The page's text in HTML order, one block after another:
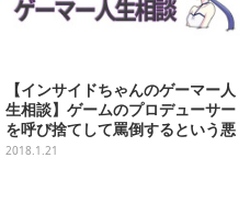
【インサイドちゃんのゲーマー人
生相談】ゲームのプロデューサー
を呼び捨てして罵倒するという悪
意
2018.1.21